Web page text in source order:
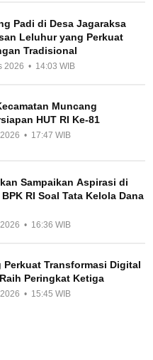
Padi di Desa Jagaraksa
Leluhur yang Perkuat
Tradisional
2026 • 14:03 WIB
Muncang
HUT RI Ke-81
• 17:47 WIB
Sampaikan Aspirasi di
RI Soal Tata Kelola Dana
• 16:36 WIB
Perkuat Transformasi Digital
Peringkat Ketiga
• 15:45 WIB